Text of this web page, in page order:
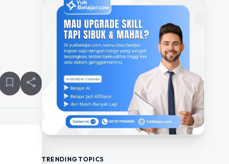
bookmark_border share
TRENDING TOPICS